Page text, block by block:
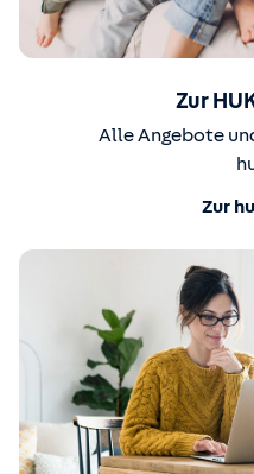
Zur
Alle Angebote
Zur